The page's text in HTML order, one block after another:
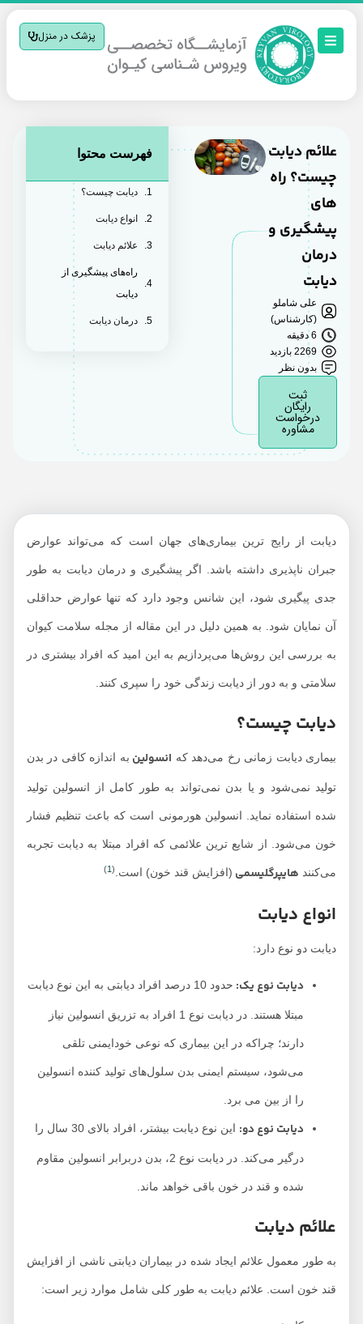
پزشک در منزل
علائم دیابت
چیست؟ راه
های
پیشگیری و
درمان
دیابت
علی شاملو
(کارشناس)
6 دقیقه
2269 بازدید
بدون نظر
رایگان
درخواست
مشاوره
فهرست محتوا
دیابت چیست؟
انواع دیابت
علائم دیابت
راه‌های پیشگیری از
درمان دیابت
دیابت از رایج ترین بیماری‌های جهان است که می‌تواند عوارض
جبران ناپذیری داشته باشد. اگر پیشگیری و درمان دیابت به طور
جدی پیگیری شود، این شانس وجود دارد که تنها عوارض حداقلی
آن نمایان شود. به همین دلیل در این مقاله از مجله سلامت کیوان
به بررسی این روش‌ها می‌پردازیم به این امید که افراد بیشتری در
سلامتی و به دور از دیابت زندگی خود را سپری کنند.
دیابت چیست؟
بیماری دیابت زمانی رخ می‌دهد کهانسولینبه اندازه کافی در بدن
تولید نمی‌شود و یا بدن نمی‌تواند به طور کامل از انسولین تولید
شده استفاده نماید. انسولین هورمونی است که باعث تنظیم فشار
خون می‌شود. از شایع ترین علائمی که افراد مبتلا به دیابت تجربه
می‌کنندهایپرگلیسمی(افزایش قند خون) است.
انواع دیابت
دیابت دو نوع دارد:
دیابت نوع یک: حدود 10 درصد افراد دیابتی به این نوع دیابت
مبتلا هستند. در دیابت نوع 1 افراد به تزریق انسولین نیاز
دارند؛ چراکه در این بیماری که نوعی خودایمنی تلقی
می‌شود، سیستم ایمنی بدن سلول‌های تولید کننده انسولین
را از بین می برد.
دیابت نوع دو: این نوع دیابت بیشتر، افراد بالای 30 سال را
درگیر می‌کند. در دیابت نوع 2، بدن دربرابر انسولین مقاوم
شده و قند در خون باقی خواهد ماند.
علائم دیابت
به طور معمول علائم ایجاد شده در بیماران دیابتی ناشی از افزایش
قند خون است. علائم دیابت به طور کلی شامل موارد زیر است: